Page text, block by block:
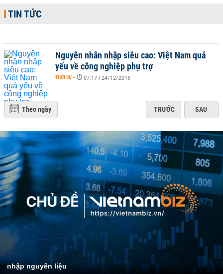
TIN TỨC
Nguyên nhân nhập siêu cao: Việt Nam quá
yếu về công nghiệp phụ trợ
THỜI SỰ - 07:17 | 24/12/2016
Theo ngày TRƯỚC SAU
nhập nguyên liệu